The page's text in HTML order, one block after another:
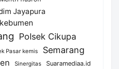
Jayapura
Polsek Cikupa
Pasar kemis Semarang
Sinergitas Suaramediaa.id